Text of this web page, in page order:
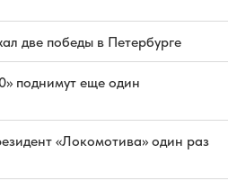
две победы в Петербурге
поднимут еще один
«Локомотива» один раз